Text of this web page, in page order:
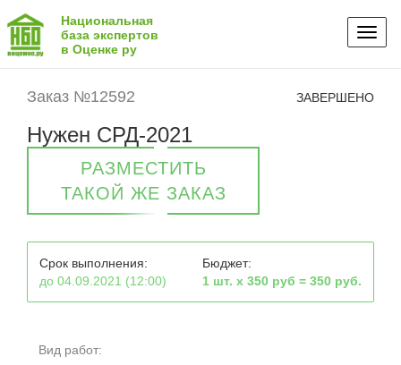
Национальная
база экспертов
в Оценке ру
Заказ №12592 ЗАВЕРШЕНО
Нужен СРД-2021
РАЗМЕСТИТЬ
ТАКОЙ ЖЕ ЗАКАЗ
Срок выполнения:
до 04.09.2021 (12:00)
Бюджет:
1 шт. х 350 руб = 350 руб.
Вид работ: